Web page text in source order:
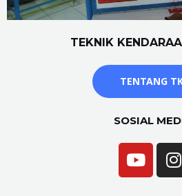
TEKNIK
TENTANG
SOSIAL